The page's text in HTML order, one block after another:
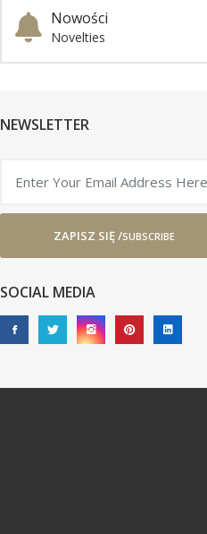
Nowości
Novelties
NEWSLETTER
ZAPISZ SIĘ /SUBSCRIBE
SOCIAL MEDIA